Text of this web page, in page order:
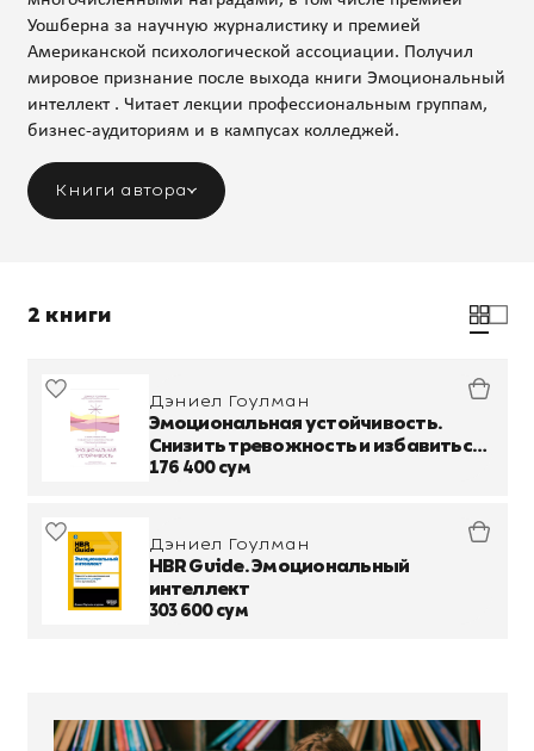
Уошберна за научную журналистику и премией
Американской психологической ассоциации. Получил
мировое признание после выхода книги Эмоциональный
интеллект . Читает лекции профессиональным группам,
бизнес-аудиториям и в кампусах колледжей.
Книги автора
2 книги
Дэниел Гоулман
Эмоциональная устойчивость.
Снизить тревожность и избавиться
от навязчивых мыслей с помощью
176 400 сум
Дэниел Гоулман
HBR Guide. Эмоциональный
интеллект
303 600 сум